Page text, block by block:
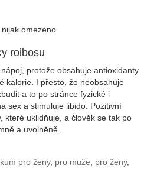
omezeno.
roibosu
protože obsahuje antioxidanty
kalorie. I přesto, že neobsahuje
a to po stránce fyzické i
sex a stimuluje libido. Pozitivní
které uklidňuje, a člověk se tak po
a uvolněně.
pro ženy, pro muže pro ženy,